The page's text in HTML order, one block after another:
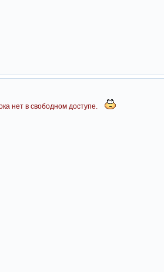
нет в свободном доступе.